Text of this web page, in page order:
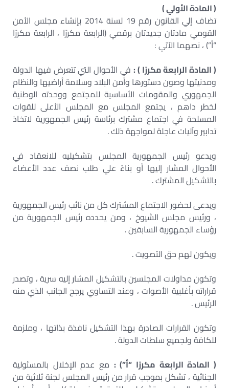
( المادة الأولي )
تضاف إلي القانون رقم 19 لسنة 2014 بإنشاء مجلس الأمن
القومي مادتان جديدتان برقمي (الرابعة مكررًا ، الرابعة مكررًا
“أ”) ، نصهما الآتي :
( المادة الرابعة مكررًا ) : في الأحوال التي تتعرض فيها الدولة
ومدنيتها وصون دستورها وأمن البلاد وسلامة أراضيها والنظام
الجمهوري والمقومات الأساسية للمجتمع ووحدته الوطنية
لخطر داهم ، يجتمع المجلس مع المجلس الأعلى للقوات
المسلحة في اجتماع مشترك برئاسة رئيس الجمهورية لاتخاذ
تدابير وآليات عاجلة لمواجهة ذلك .
ويدعو رئيس الجمهورية المجلس بتشكيليه للانعقاد في
الأحوال المشار إليها أو بناءً علي طلب نصف عدد الأعضاء
بالتشكيل المشترك .
ويدعى لحضور الاجتماع المشترك كل من نائب رئيس الجمهورية
، ورئيس مجلس الشيوخ ، ومن يحدده رئيس الجمهورية من
رؤساء الجمهورية السابقين .
ويكون لهم حق التصويت .
وتكون مداولات المجلسين بالتشكيل المشار إليه سرية ، وتصدر
قراراته بأغلبية الأصوات ، وعند التساوي يرجح الجانب الذي منه
الرئيس .
وتكون القرارات الصادرة بهذا التشكيل نافذة بذاتها ، وملزمة
للكافة ولجميع سلطات الدولة .
( المادة الرابعة مكررًا “أ”) : مع عدم الإخلال بالمسئولية
الجنائية ، تشكل بموجب قرار من رئيس المجلس لجنة ثلاثية من